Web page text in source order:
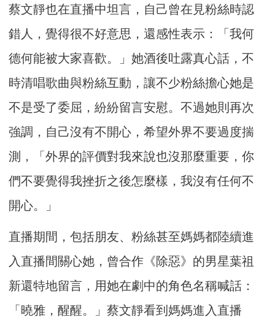
蔡文靜也在直播中坦言，自己曾在見粉絲時認
錯人，覺得很不好意思，還感性表示：「我何
德何能被大家喜歡。」她酒後吐露真心話，不
時清唱歌曲與粉絲互動，讓不少粉絲擔心她是
不是受了委屈，紛紛留言安慰。不過她則再次
強調，自己沒有不開心，希望外界不要過度揣
測，「外界的評價對我來說也沒那麼重要，你
們不要覺得我挫折之後怎麼樣，我沒有任何不
開心。」
直播期間，包括朋友、粉絲甚至媽媽都陸續進
入直播間關心她，曾合作《除惡》的男星葉祖
新還特地留言，用她在劇中的角色名稱喊話：
「曉雅，醒醒。」蔡文靜看到媽媽進入直播